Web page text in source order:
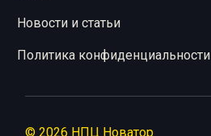
Новости и статьи
Политика конфиденциальности
© 2026 НПЦ Новатор